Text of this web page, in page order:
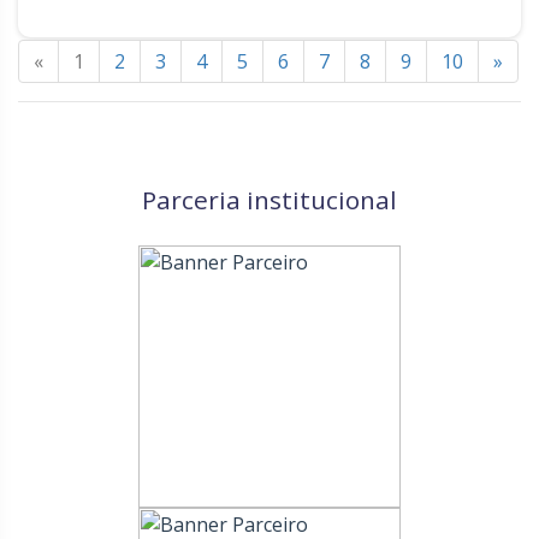
« 1 2 3 4 5 6 7 8 9 10 »
Parceria institucional